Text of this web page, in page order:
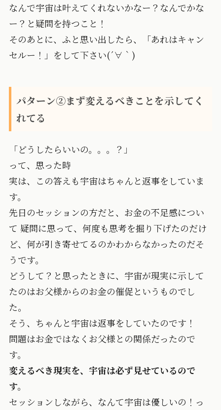
なんで宇宙は叶えてくれないかなー？なんでかな
ー？と疑問を持つこと！
そのあとに、ふと思い出したら、「あれはキャン
セルー！」をして下さい(´∀｀)
パターン②まず変えるべきことを示してく
れてる
「どうしたらいいの。。。？」
って、思った時
実は、この答えも宇宙はちゃんと返事をしていま
す。
先日のセッションの方だと、お金の不足感につい
て 疑問に思って、何度も思考を掘り下げたのだけ
ど、何が引き寄せてるのかわからなかったのだそ
うです。
どうして？と思ったときに、宇宙が現実に示して
たのはお父様からのお金の催促というものでし
た。
そう、ちゃんと宇宙は返事をしていたのです！
問題はお金ではなくお父様との関係だったので
す。
変えるべき現実を、宇宙は必ず見せているので
す。
セッションしながら、なんて宇宙は優しいの！っ